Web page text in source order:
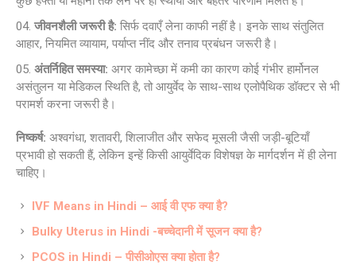
जीवनशैली जरूरी है: सिर्फ दवाएँ लेना काफी नहीं है। इनके साथ संतुलित
आहार, नियमित व्यायाम, पर्याप्त नींद और तनाव प्रबंधन जरूरी है।
अंतर्निहित समस्या: अगर कामेच्छा में कमी का कारण कोई गंभीर हार्मोनल
असंतुलन या मेडिकल स्थिति है, तो आयुर्वेद के साथ-साथ एलोपैथिक डॉक्टर से भी
परामर्श करना जरूरी है।
निष्कर्ष: अश्वगंधा, शतावरी, शिलाजीत और सफेद मूसली जैसी जड़ी-बूटियाँ
प्रभावी हो सकती हैं, लेकिन इन्हें किसी आयुर्वेदिक विशेषज्ञ के मार्गदर्शन में ही लेना
चाहिए।
IVF Means in Hindi – आई वी एफ क्या है?
Bulky Uterus in Hindi -बच्चेदानी में सूजन क्या है?
PCOS in Hindi – पीसीओएस क्या होता है?